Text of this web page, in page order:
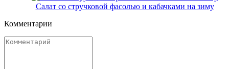
Салат со стручковой фасолью и кабачками на зиму
Комментарии